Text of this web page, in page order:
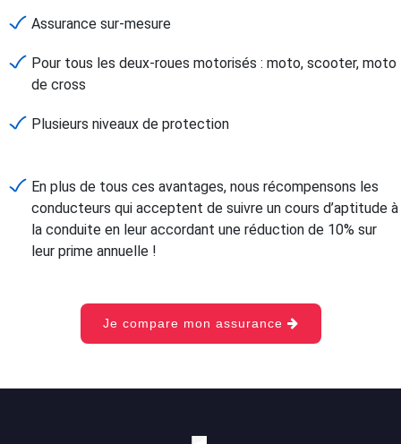
Assurance sur-mesure
Pour tous les deux-roues motorisés : moto, scooter, moto
de cross
Plusieurs niveaux de protection
En plus de tous ces avantages, nous récompensons les
conducteurs qui acceptent de suivre un cours d’aptitude à
la conduite en leur accordant une réduction de 10% sur
leur prime annuelle !
Je compare mon assurance